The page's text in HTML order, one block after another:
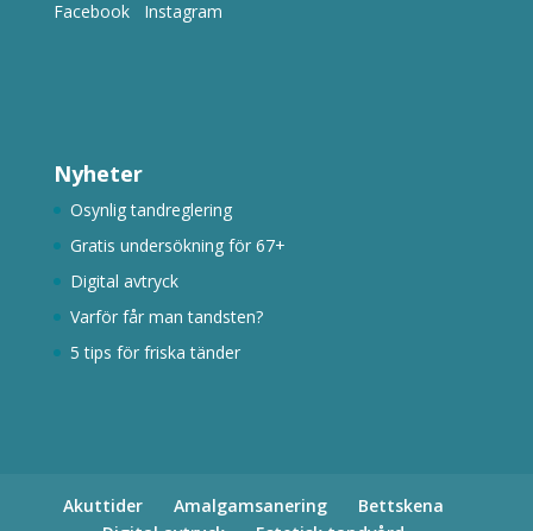
Facebook
Instagram
Nyheter
Osynlig tandreglering
Gratis undersökning för 67+
Digital avtryck
Varför får man tandsten?
5 tips för friska tänder
Akuttider Amalgamsanering
Bettskena